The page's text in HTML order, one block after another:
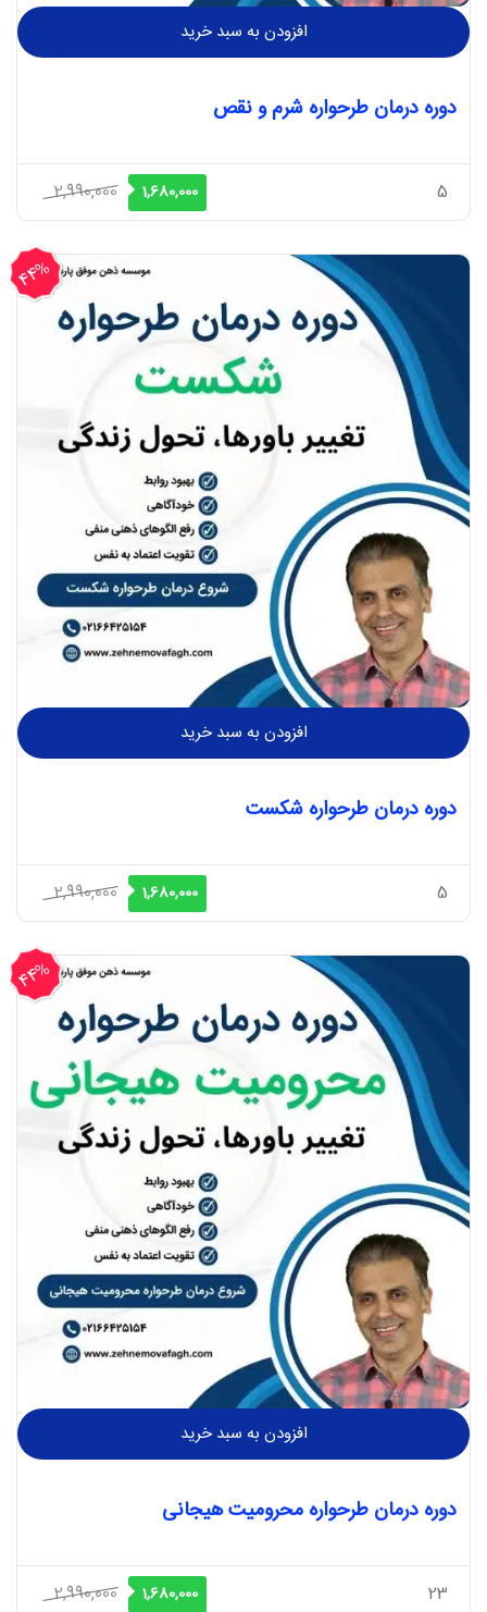
افزودن به سبد خرید
دوره درمان طرحواره شرم و نقص
5
2,990,000
قیمت
اصلی
2,990,000 ریال
1,680,000 قیمت
فعلی
1,680,000 ریال
افزودن به سبد خرید
44%
تخفیف
دوره درمان طرحواره شکست
5
2,990,000
قیمت
اصلی
2,990,000 ریال
1,680,000 قیمت
فعلی
1,680,000 ریال
افزودن به سبد خرید
44%
تخفیف
دوره درمان طرحواره محرومیت هیجانی
23
2,990,000
قیمت
1,680,000 قیمت